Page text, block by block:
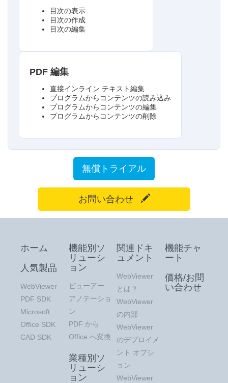
目次の表示
目次の作成
目次の編集
PDF 編集
直接インライン テキスト編集
プログラムからコンテンツの読み込み
プログラムからコンテンツの編集
プログラムからコンテンツの削除
無償トライアル
お問い合わせ
ホーム
人気製品
WebViewer
PDF SDK
Microsoft
Office SDK
CAD SDK
機能別ソ
リューシ
ョン
ビューアー
アノテーショ
ン
PDF から
Office へ変換
業種別ソ
リューシ
ョン
関連ドキ
ュメント
WebViewer
とは？
WebViewer
の内部
WebViewer
のデプロイメ
ント オプシ
ョン
WebViewer
機能チャ
ート
価格/お問
い合わせ